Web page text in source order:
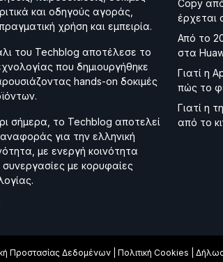
και οδηγούς αγοράς,
χρήση και εμπειρία.
του Techblog αποτέλεσε το
που δημιουργήθηκε
hands-on δοκιμές
σήμερα, το Techblog αποτελεί
για την ελληνική
με ενεργή κοινότητα
με κορυφαίες
Copy
έρχεται
Από το
στα
Γιατί η
πώς το
Γιατί η
από το
Προστασίας Δεδομένων Πολιτική Cookies